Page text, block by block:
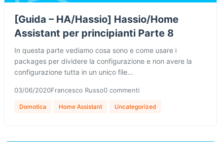
[Guida – HA/Hassio] Hassio/Home
Assistant per principianti Parte 8
In questa parte vediamo cosa sono e come usare i
packages per dividere la configurazione e non avere la
configurazione tutta in un unico file…
03/06/2020Francesco Russo0 commenti
Domotica Home Assistant Uncategorized